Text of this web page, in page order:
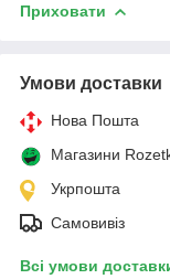
Приховати
Умови доставки
Нова Пошта
Магазини
Укрпошта
Самовивіз
Всі умови